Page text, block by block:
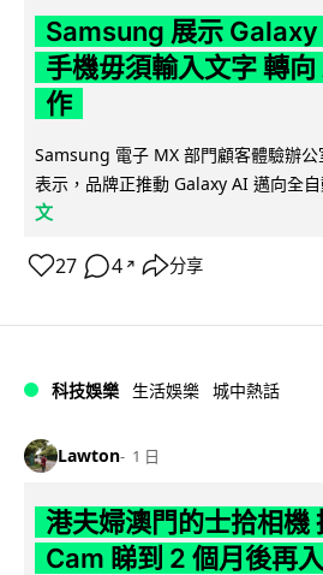
Samsung 展示 Galaxy
手機毋須輸入文字 轉
作
Samsung 電子 MX 部門顧客體驗辦公
表示，品牌正推動 Galaxy AI 邁向全
文
27 4 ↗ 分享
科技娛樂 生活娛樂 城中熱話
Lawton 1 日
港夫婦澳門的士拾相機
Cam 睇到 2 個月後再